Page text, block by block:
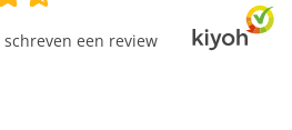
schreven een review